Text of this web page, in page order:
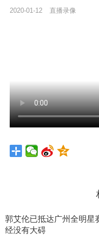
2020-01-12 直播录像
郭艾伦已抵达广州全明星
经没有大碍